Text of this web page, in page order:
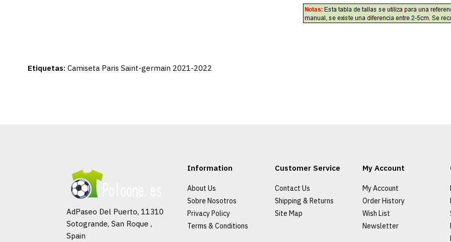
Etiquetas: Camiseta Paris Saint-germain 2021-2022
AdPaseo Del Puerto, 11310
Sotogrande, San Roque ,
Spain
Information
About Us
Sobre Nosotros
Privacy Policy
Terms & Conditions
Customer Service
Contact Us
Shipping & Returns
Site Map
My Account
My Account
Order History
Wish List
Newsletter